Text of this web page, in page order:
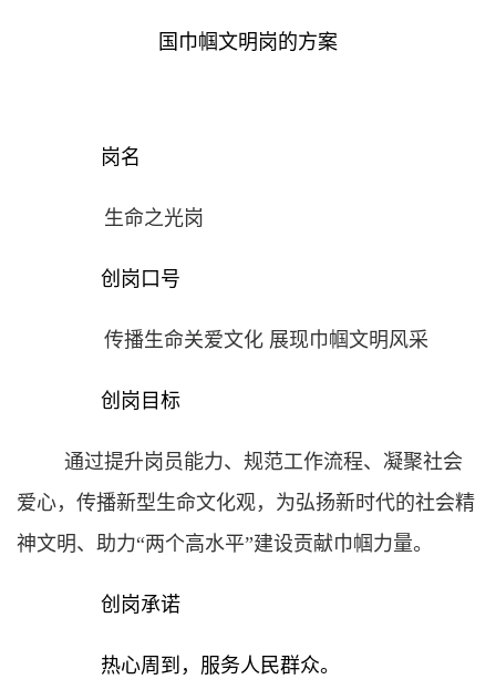
国 巾帼文明岗的方案
岗名
生命之光岗
创岗口号
传播生命关爱文化 展现巾帼文明风采
创岗目标
通过提升岗员能力、规范工作流程、凝聚社会
爱心，传播新型生命文化观，为弘扬新时代的社会精
神文明、助力“两个高水平”建设贡献巾帼力量。
创岗承诺
热心周到，服务人民群众。